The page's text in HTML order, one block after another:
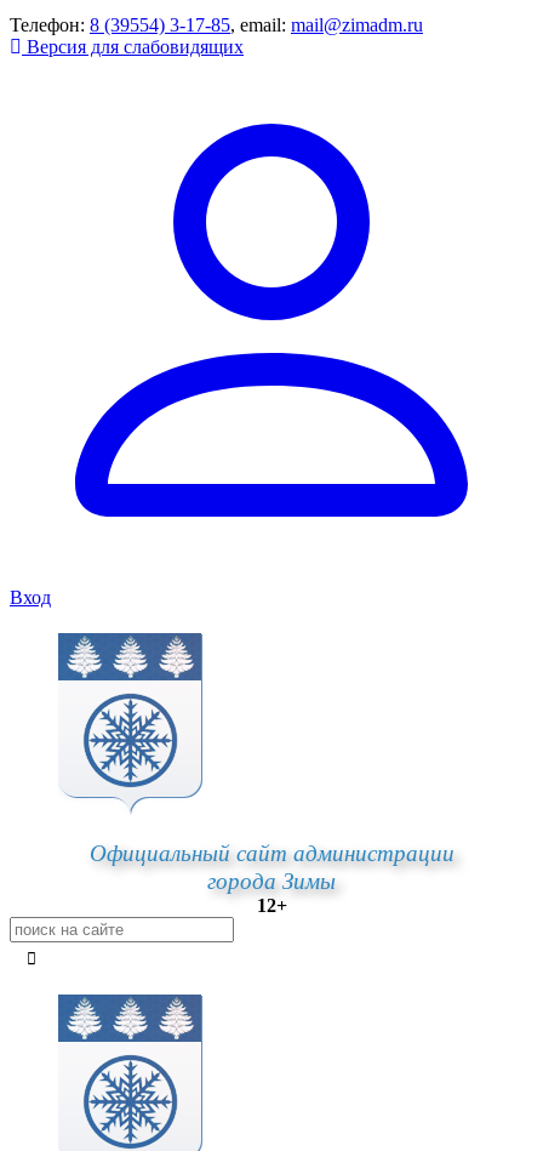
Телефон: 8 (39554) 3-17-85, email: mail@zimadm.ru
Версия для слабовидящих
Вход
Официальный сайт администрации
города Зимы
12+